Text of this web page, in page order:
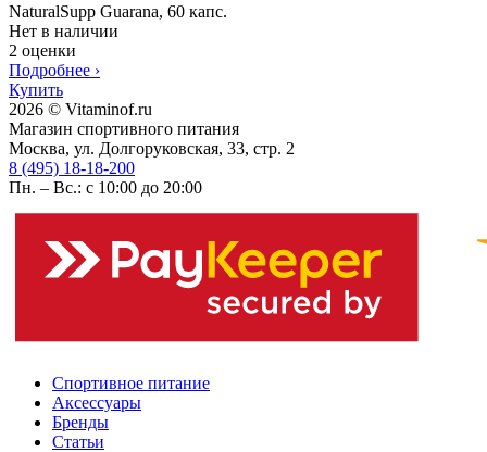
NaturalSupp Guarana, 60 капс.
Нет в наличии
2 оценки
Подробнее ›
Купить
2026 © Vitaminof.ru
Магазин спортивного питания
Москва, ул. Долгоруковская, 33, стр. 2
8 (495) 18-18-200
Пн. – Вс.: с 10:00 до 20:00
Спортивное питание
Аксессуары
Бренды
Статьи